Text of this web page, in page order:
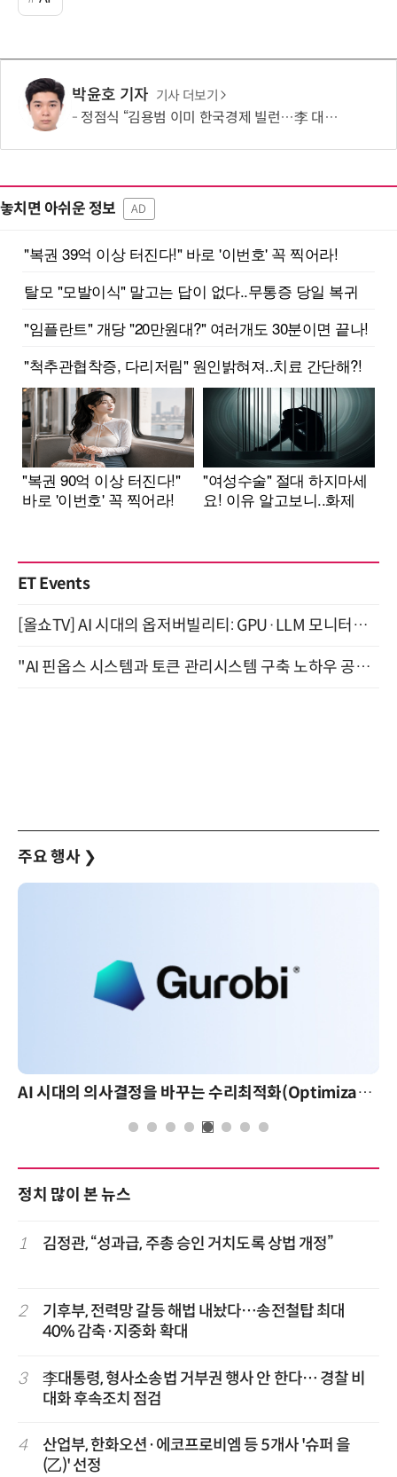
박윤호 기자 기사 더보기
정점식 “김용범 이미 한국경제 빌런…李 대통령, 경질 결단해야”
놓치면 아쉬운 정보 AD
ET Events
[올쇼TV] AI 시대의 옵저버빌리티: GPU·LLM 모니터링부터 AI 기반 장애 대응까지 (8/11 생방송)
"AI 핀옵스 시스템과 토큰 관리시스템 구축 노하우 공개" 잠실 한국광고문화회관 2층 대회의실 (8/21)
주요 행사 ❯
AI 시대의 의사결정을 바꾸는 수리최적화(Optimization): 실제 산업 적용 사례와 활용 전략
정치 많이 본 뉴스
1 김정관, “성과급, 주총 승인 거치도록 상법 개정”
2
기후부, 전력망 갈등 해법 내놨다…송전철탑 최대
40% 감축·지중화 확대
3
李대통령, 형사소송법 거부권 행사 안 한다… 경찰 비
대화 후속조치 점검
4
산업부, 한화오션·에코프로비엠 등 5개사 '슈퍼 을
(乙)' 선정